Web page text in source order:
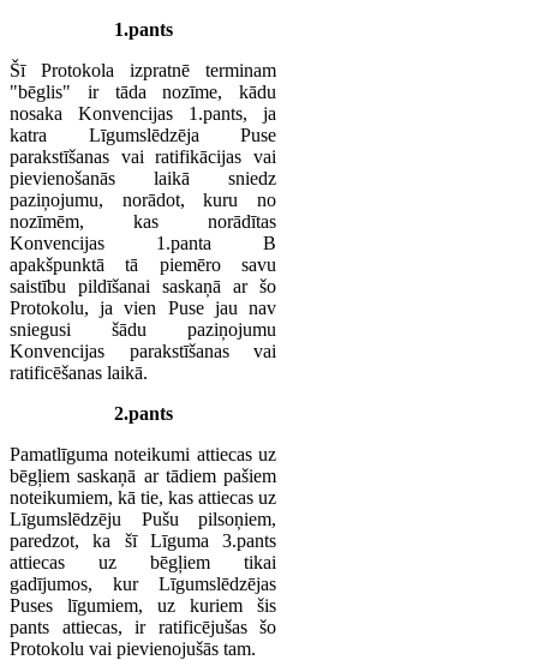
1.pants
Šī Protokola izpratnē terminam
"bēglis" ir tāda nozīme, kādu
nosaka Konvencijas 1.pants, ja
katra Līgumslēdzēja Puse
parakstīšanas vai ratifikācijas vai
pievienošanās laikā sniedz
paziņojumu, norādot, kuru no
nozīmēm, kas norādītas
Konvencijas 1.panta B
apakšpunktā tā piemēro savu
saistību pildīšanai saskaņā ar šo
Protokolu, ja vien Puse jau nav
sniegusi šādu paziņojumu
Konvencijas parakstīšanas vai
ratificēšanas laikā.
2.pants
Pamatlīguma noteikumi attiecas uz
bēgļiem saskaņā ar tādiem pašiem
noteikumiem, kā tie, kas attiecas uz
Līgumslēdzēju Pušu pilsoņiem,
paredzot, ka šī Līguma 3.pants
attiecas uz bēgļiem tikai
gadījumos, kur Līgumslēdzējas
Puses līgumiem, uz kuriem šis
pants attiecas, ir ratificējušas šo
Protokolu vai pievienojušās tam.